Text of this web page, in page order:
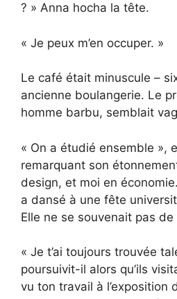
? » Anna hocha la tête.
« Je peux m’en occuper. »
Le café était minuscule –
ancienne boulangerie. Le
homme barbu, semblait
« On a étudié ensemble »,
remarquant son
design, et moi en
a dansé à une fête
Elle ne se souvenait pas
« Je t’ai toujours trouvée
poursuivit-il alors qu’ils
vu ton travail à l’exposition